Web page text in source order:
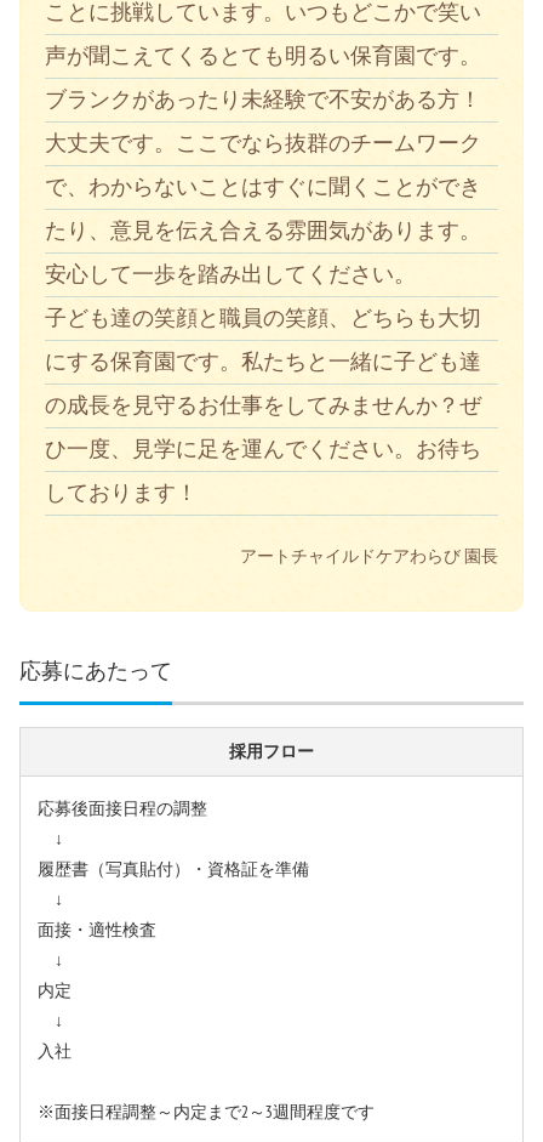
ことに挑戦しています。いつもどこかで笑い
声が聞こえてくるとても明るい保育園です。
ブランクがあったり未経験で不安がある方！
大丈夫です。ここでなら抜群のチームワーク
で、わからないことはすぐに聞くことができ
たり、意見を伝え合える雰囲気があります。
安心して一歩を踏み出してください。
子ども達の笑顔と職員の笑顔、どちらも大切
にする保育園です。私たちと一緒に子ども達
の成長を見守るお仕事をしてみませんか？ぜ
ひ一度、見学に足を運んでください。お待ち
しております！
アートチャイルドケアわらび 園長
応募にあたって
採用フロー
応募後面接日程の調整
↓
履歴書（写真貼付）・資格証を準備
↓
面接・適性検査
↓
内定
↓
入社
※面接日程調整～内定まで2～3週間程度です